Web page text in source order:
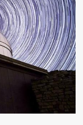
Sol, aprofitant les